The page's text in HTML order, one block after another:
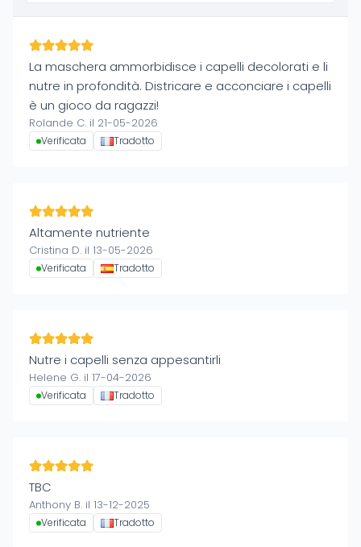
La maschera ammorbidisce i capelli decolorati e li
nutre in profondità. Districare e acconciare i capelli
è un gioco da ragazzi!
Rolande C. il 21-05-2026
Verificata Tradotto
Altamente nutriente
Cristina D. il 13-05-2026
Verificata Tradotto
Nutre i capelli senza appesantirli
Helene G. il 17-04-2026
Verificata Tradotto
TBC
Anthony B. il 13-12-2025
Verificata Tradotto